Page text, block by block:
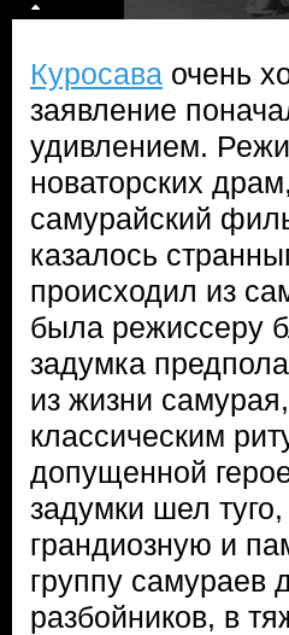
Куросава очень
заявление
удивлением.
новаторских
самурайский
казалось
происходил из
была режиссеру
задумка
из жизни
классическим
допущенной
задумки шел
грандиозную и
группу самураев
разбойников, в